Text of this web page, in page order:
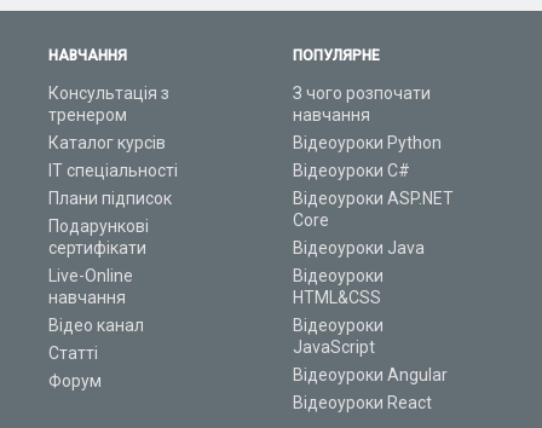
НАВЧАННЯ
Консультація з
тренером
Каталог курсів
ІТ спеціальності
Плани підписок
Подарункові
сертифікати
Live-Online
навчання
Відео канал
Статті
Форум
ПОПУЛЯРНЕ
З чого розпочати
навчання
Відеоуроки Python
Відеоуроки C#
Відеоуроки ASP.NET
Core
Відеоуроки Java
Відеоуроки
HTML&CSS
Відеоуроки
JavaScript
Відеоуроки Angular
Відеоуроки React